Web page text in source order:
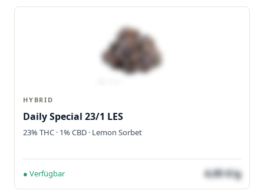
HYBRID
Daily Special 23/1 LES
23% THC · 1% CBD · Lemon Sorbet
● Verfügbar 4,05 €/g